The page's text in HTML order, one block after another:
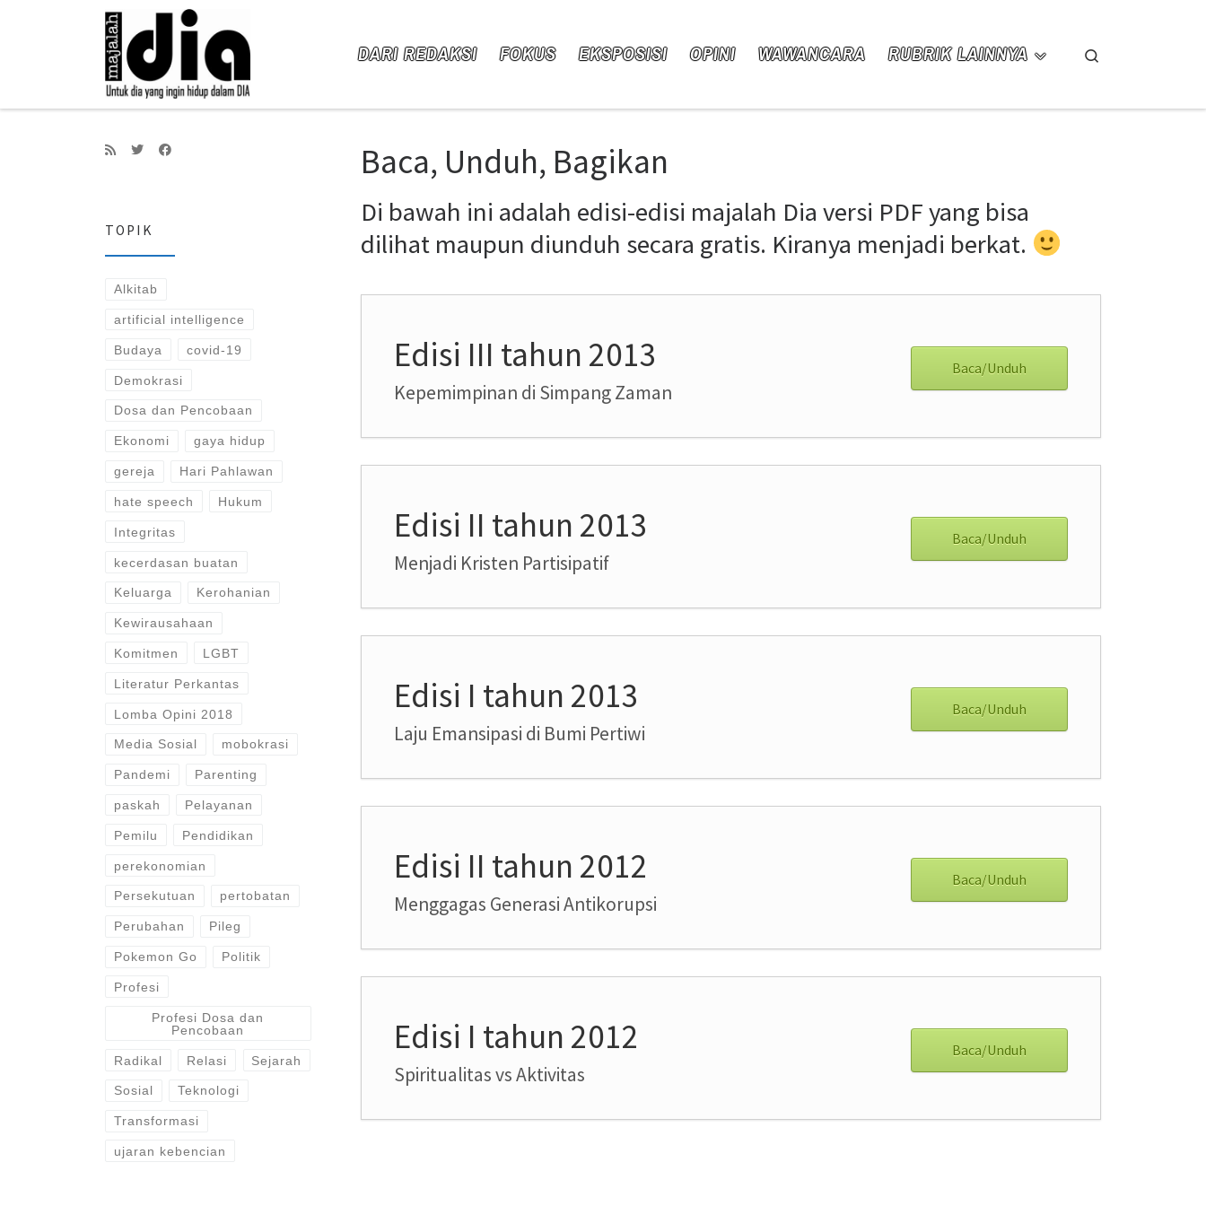
Skip to content
DARI REDAKSI FOKUS EKSPOSISI OPINI WAWANCARA RUBRIK LAINNYA
Baca, Unduh, Bagikan
Di bawah ini adalah edisi-edisi majalah Dia versi PDF yang bisa
dilihat maupun diunduh secara gratis. Kiranya menjadi berkat.
Edisi III tahun 2013
Kepemimpinan di Simpang Zaman
Baca/Unduh
Edisi II tahun 2013
Menjadi Kristen Partisipatif
Baca/Unduh
Edisi I tahun 2013
Laju Emansipasi di Bumi Pertiwi
Baca/Unduh
Edisi II tahun 2012
Menggagas Generasi Antikorupsi
Baca/Unduh
Edisi I tahun 2012
Spiritualitas vs Aktivitas
Baca/Unduh
TOPIK
Alkitab
artificial intelligence
Budaya covid-19
Demokrasi
Dosa dan Pencobaan
Ekonomi gaya hidup
gereja Hari Pahlawan
hate speech Hukum
Integritas
kecerdasan buatan
Keluarga Kerohanian
Kewirausahaan
Komitmen LGBT
Literatur Perkantas
Lomba Opini 2018
Media Sosial mobokrasi
Pandemi Parenting
paskah Pelayanan
Pemilu Pendidikan
perekonomian
Persekutuan pertobatan
Perubahan Pileg
Pokemon Go Politik
Profesi
Profesi Dosa dan
Pencobaan
Radikal Relasi Sejarah
Sosial Teknologi
Transformasi
ujaran kebencian